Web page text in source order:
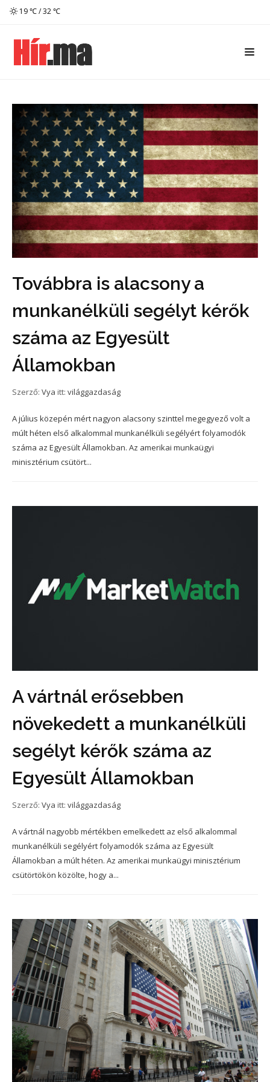
19 ℃ / 32 ℃
Továbbra is alacsony a
munkanélküli segélyt kérők
száma az Egyesült
Államokban
Szerző: Vya itt: világgazdaság
A július közepén mért nagyon alacsony szinttel megegyező volt a
múlt héten első alkalommal munkanélküli segélyért folyamodók
száma az Egyesült Államokban. Az amerikai munkaügyi
minisztérium csütört...
A vártnál erősebben
növekedett a munkanélküli
segélyt kérők száma az
Egyesült Államokban
Szerző: Vya itt: világgazdaság
A vártnál nagyobb mértékben emelkedett az első alkalommal
munkanélküli segélyért folyamodók száma az Egyesült
Államokban a múlt héten. Az amerikai munkaügyi minisztérium
csütörtökön közölte, hogy a...